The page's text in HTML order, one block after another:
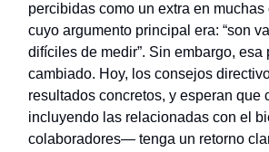
percibidas como un extra en
cuyo argumento principal era: “son
difíciles de medir”. Sin embargo, esa
cambiado. Hoy, los consejos
resultados concretos, y esperan
incluyendo las relacionadas con el
colaboradores— tenga un retorno